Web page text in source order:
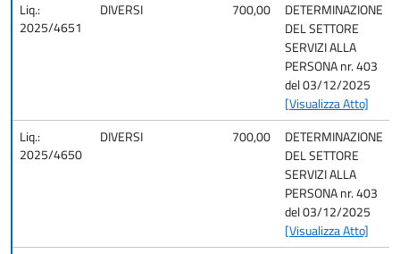
Liq.:
2025/4651
DIVERSI 700,00
DETERMINAZIONE
DEL SETTORE
SERVIZI ALLA
PERSONA nr. 403
del 03/12/2025
[Visualizza Atto]
Liq.:
2025/4650
DIVERSI 700,00
DETERMINAZIONE
DEL SETTORE
SERVIZI ALLA
PERSONA nr. 403
del 03/12/2025
[Visualizza Atto]